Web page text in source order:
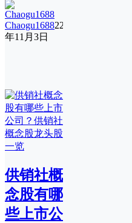
Chaogu168822
年11月3日
供销社概
念股有哪
些上市公